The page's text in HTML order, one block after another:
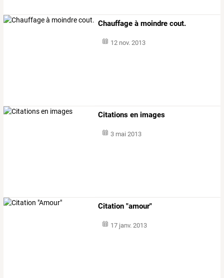
Chauffage à moindre cout.
12 nov. 2013
Citations en images
3 mai 2013
Citation "amour"
17 janv. 2013